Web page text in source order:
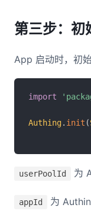
第三步：初
App 启动时，初
import
Authing. init (
userPoolId 为
appId 为